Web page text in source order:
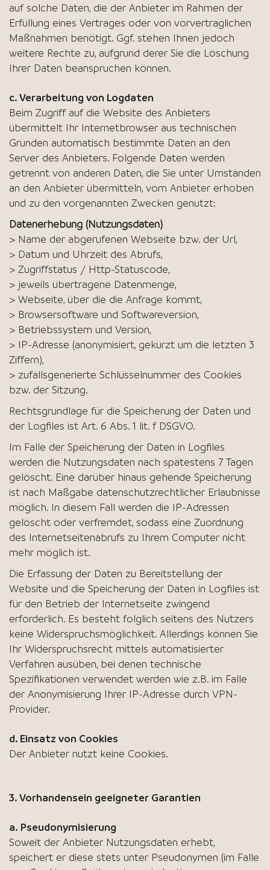
auf solche Daten, die der Anbieter im Rahmen der
Erfüllung eines Vertrages oder von vorvertraglichen
Maßnahmen benötigt. Ggf. stehen Ihnen jedoch
weitere Rechte zu, aufgrund derer Sie die Löschung
Ihrer Daten beanspruchen können.
c. Verarbeitung von Logdaten
Beim Zugriff auf die Website des Anbieters
übermittelt Ihr Internetbrowser aus technischen
Gründen automatisch bestimmte Daten an den
Server des Anbieters. Folgende Daten werden
getrennt von anderen Daten, die Sie unter Umständen
an den Anbieter übermitteln, vom Anbieter erhoben
und zu den vorgenannten Zwecken genutzt:
Datenerhebung (Nutzungsdaten)
> Name der abgerufenen Webseite bzw. der Url,
> Datum und Uhrzeit des Abrufs,
> Zugriffstatus / Http-Statuscode,
> jeweils übertragene Datenmenge,
> Webseite, über die die Anfrage kommt,
> Browsersoftware und Softwareversion,
> Betriebssystem und Version,
> IP-Adresse (anonymisiert, gekürzt um die letzten 3
Ziffern),
> zufallsgenerierte Schlüsselnummer des Cookies
bzw. der Sitzung.
Rechtsgrundlage für die Speicherung der Daten und
der Logfiles ist Art. 6 Abs. 1 lit. f DSGVO.
Im Falle der Speicherung der Daten in Logfiles
werden die Nutzungsdaten nach spätestens 7 Tagen
gelöscht. Eine darüber hinaus gehende Speicherung
ist nach Maßgabe datenschutzrechtlicher Erlaubnisse
möglich. In diesem Fall werden die IP-Adressen
gelöscht oder verfremdet, sodass eine Zuordnung
des Internetseitenabrufs zu Ihrem Computer nicht
mehr möglich ist.
Die Erfassung der Daten zu Bereitstellung der
Website und die Speicherung der Daten in Logfiles ist
für den Betrieb der Internetseite zwingend
erforderlich. Es besteht folglich seitens des Nutzers
keine Widerspruchsmöglichkeit. Allerdings können Sie
Ihr Widerspruchsrecht mittels automatisierter
Verfahren ausüben, bei denen technische
Spezifikationen verwendet werden wie z.B. im Falle
der Anonymisierung Ihrer IP-Adresse durch VPN-
Provider.
d. Einsatz von Cookies
Der Anbieter nutzt keine Cookies.
3. Vorhandensein geeigneter Garantien
a. Pseudonymisierung
Soweit der Anbieter Nutzungsdaten erhebt,
speichert er diese stets unter Pseudonymen (im Falle